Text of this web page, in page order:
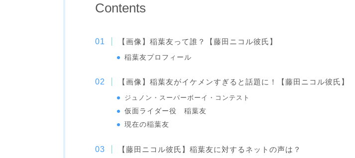
Contents
【画像】稲葉友って誰？【藤田ニコル彼氏】
稲葉友プロフィール
【画像】稲葉友がイケメンすぎると話題に！【藤田ニコル彼氏】
ジュノン・スーパーボーイ・コンテスト
仮面ライダー役 稲葉友
現在の稲葉友
【藤田ニコル彼氏】稲葉友に対するネットの声は？